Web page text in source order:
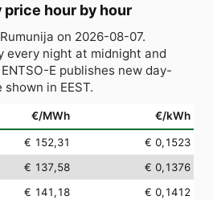
hour by hour
on 2026-08-07.
every night at midnight and
E publishes new day-
in EEST.
€/MWh €/kWh
€ 152,31
€ 0,1523
€ 137,58
€ 0,1376
€ 141,18
€ 0,1412